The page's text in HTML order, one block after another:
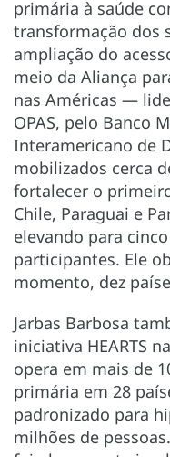
primária à saúde
transformação dos
ampliação do
meio da Aliança
nas Américas —
OPAS, pelo Banco
Interamericano de
mobilizados cerca
fortalecer o
Chile, Paraguai e
elevando para
participantes. Ele
momento, dez
Jarbas Barbosa
iniciativa HEARTS
opera em mais de
primária em 28
padronizado para
milhões de